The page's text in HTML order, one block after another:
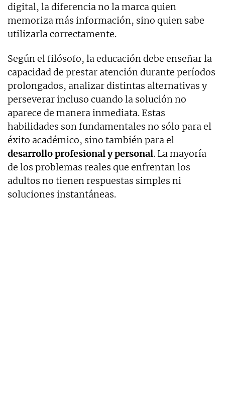
digital, la diferencia no la marca quien
memoriza más información, sino quien sabe
utilizarla correctamente.
Según el filósofo, la educación debe enseñar la
capacidad de prestar atención durante períodos
prolongados, analizar distintas alternativas y
perseverar incluso cuando la solución no
aparece de manera inmediata. Estas
habilidades son fundamentales no sólo para el
éxito académico, sino también para el
desarrollo profesional y personal. La mayoría
de los problemas reales que enfrentan los
adultos no tienen respuestas simples ni
soluciones instantáneas.